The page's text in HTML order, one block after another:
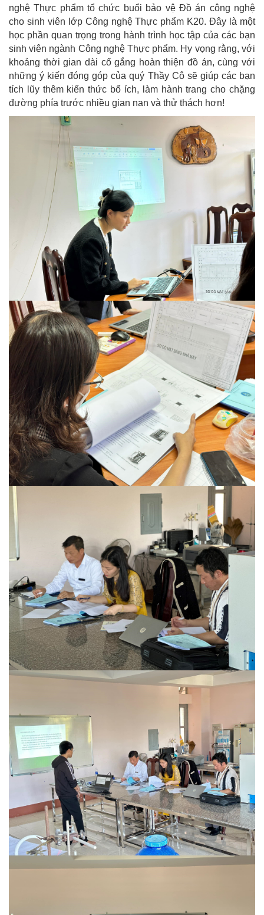
nghệ Thực phẩm tổ chức buổi bảo vệ Đồ án công nghệ
cho sinh viên lớp Công nghệ Thực phẩm K20. Đây là một
học phần quan trọng trong hành trình học tập của các bạn
sinh viên ngành Công nghệ Thực phẩm. Hy vọng rằng, với
khoảng thời gian dài cố gắng hoàn thiện đồ án, cùng với
những ý kiến đóng góp của quý Thầy Cô sẽ giúp các bạn
tích lũy thêm kiến thức bổ ích, làm hành trang cho chặng
đường phía trước nhiều gian nan và thử thách hơn!